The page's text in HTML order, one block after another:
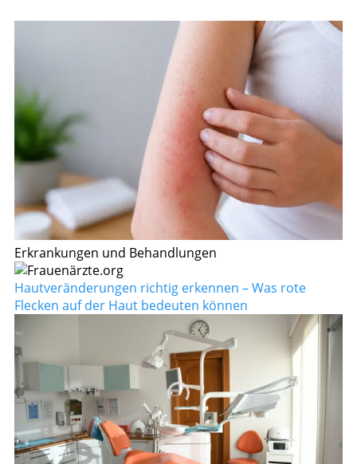
Erkrankungen und Behandlungen
Hautveränderungen richtig erkennen – Was rote
Flecken auf der Haut bedeuten können